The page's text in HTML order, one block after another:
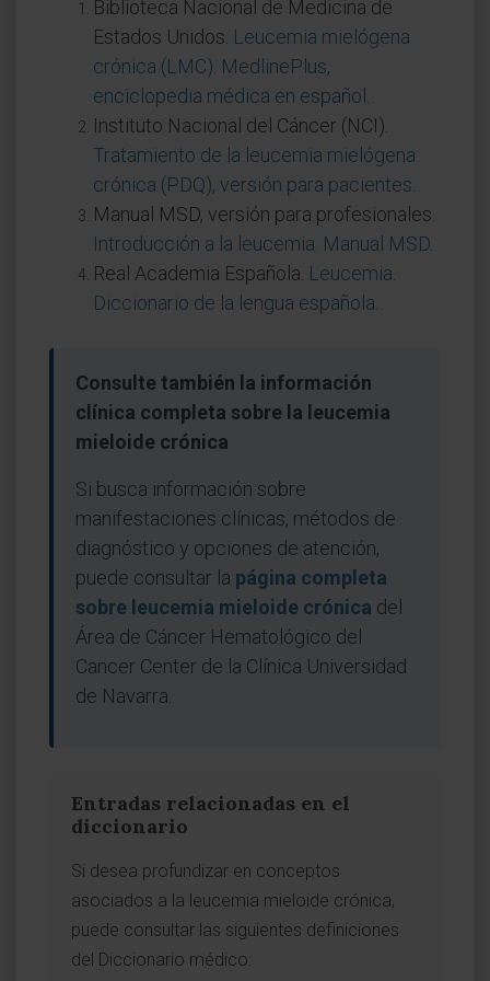
Biblioteca Nacional de Medicina de
Estados Unidos. Leucemia mielógena
crónica (LMC). MedlinePlus,
enciclopedia médica en español
Instituto Nacional del Cáncer (NCI).
Tratamiento de la leucemia mielógena
crónica (PDQ), versión para pacientes
Manual MSD, versión para profesionales.
Introducción a la leucemia. Manual MSD
Real Academia Española. Leucemia.
Diccionario de la lengua española
Consulte también la información
clínica completa sobre la leucemia
mieloide crónica
Si busca información sobre
manifestaciones clínicas, métodos de
diagnóstico y opciones de atención,
puede consultar la página completa
sobre leucemia mieloide crónica del
Área de Cáncer Hematológico del
Cancer Center de la Clínica Universidad
de Navarra.
Entradas relacionadas en el
diccionario
Si desea profundizar en conceptos
asociados a la leucemia mieloide crónica,
puede consultar las siguientes definiciones
del Diccionario médico: